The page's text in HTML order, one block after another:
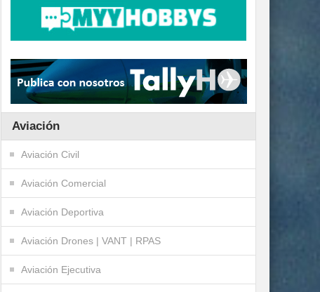
Aviación
Aviación Civil
Aviación Comercial
Aviación Deportiva
Aviación Drones | VANT | RPAS
Aviación Ejecutiva